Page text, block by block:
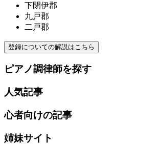
下閉伊郡
九戸郡
二戸郡
登録についての解説はこちら
ピアノ調律師を探す
人気記事
心者向けの記事
姉妹サイト